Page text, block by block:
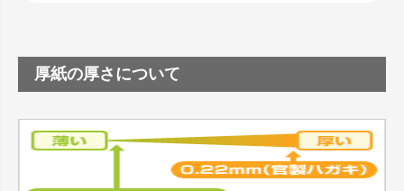
厚紙の厚さについて